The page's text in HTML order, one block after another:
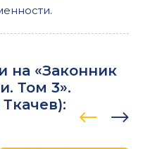
на «Законник
Том 3».
):